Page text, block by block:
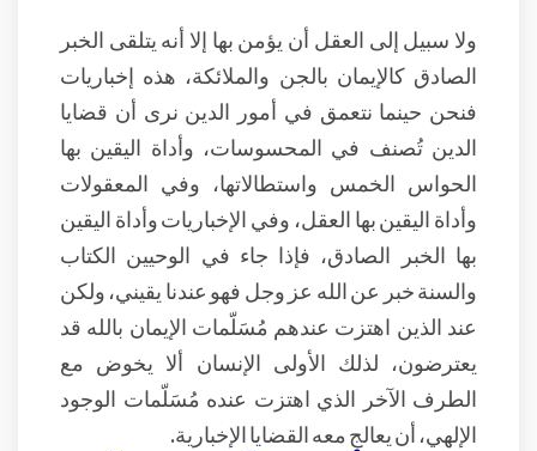
ولا سبيل إلى العقل أن يؤمن بها إلا أنه يتلقى الخبر
الصادق كالإيمان بالجن والملائكة، هذه إخباريات
فنحن حينما نتعمق في أمور الدين نرى أن قضايا
الدين تُصنف في المحسوسات، وأداة اليقين بها
الحواس الخمس واستطالاتها، وفي المعقولات
وأداة اليقين بها العقل، وفي الإخباريات وأداة اليقين
بها الخبر الصادق، فإذا جاء في الوحيين الكتاب
والسنة خبر عن الله عز وجل فهو عندنا يقيني، ولكن
عند الذين اهتزت عندهم مُسَلّمات الإيمان بالله قد
يعترضون، لذلك الأولى الإنسان ألا يخوض مع
الطرف الآخر الذي اهتزت عنده مُسَلّمات الوجود
الإلهي، أن يعالج معه القضايا الإخبارية.